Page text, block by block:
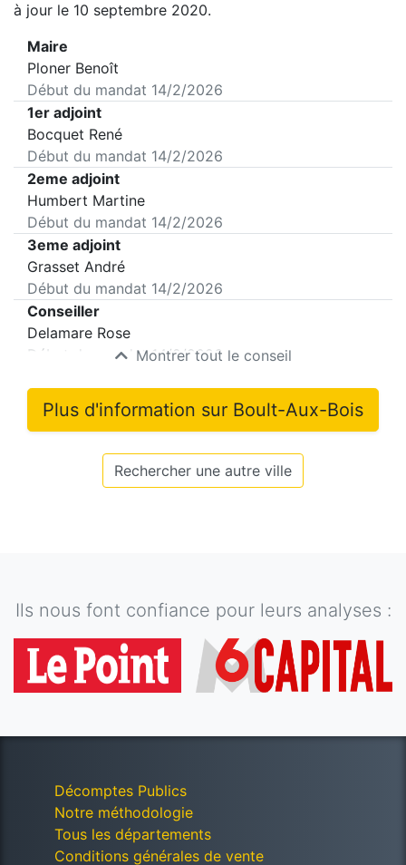
à jour le 10 septembre 2020.
Maire
Ploner Benoît
Début du mandat 14/2/2026
1er adjoint
Bocquet René
Début du mandat 14/2/2026
2eme adjoint
Humbert Martine
Début du mandat 14/2/2026
3eme adjoint
Grasset André
Début du mandat 14/2/2026
Conseiller
Delamare Rose
Début du mandat14/2/2026
Montrer tout le conseil
Plus d'information sur Boult-Aux-Bois
Rechercher une autre ville
Ils nous font confiance pour leurs analyses :
Décomptes Publics
Notre méthodologie
Tous les départements
Conditions générales de vente